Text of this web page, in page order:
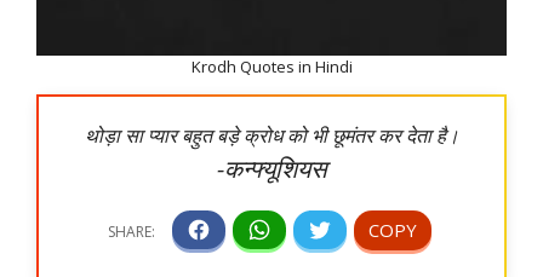
Krodh Quotes in Hindi
थोड़ा सा प्यार बहुत बड़े क्रोध को भी छूमंतर कर देता है।
-कन्फ्यूशियस